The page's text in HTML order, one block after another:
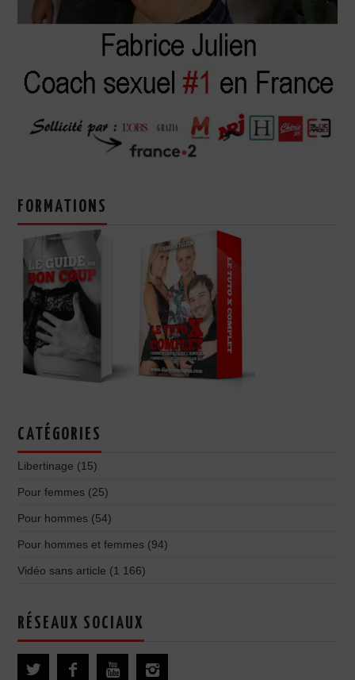
FORMATIONS
CATÉGORIES
Libertinage (15)
Pour femmes (25)
Pour hommes (54)
Pour hommes et femmes (94)
Vidéo sans article (1 166)
RÉSEAUX SOCIAUX